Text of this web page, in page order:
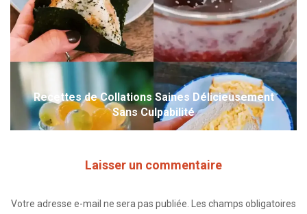
Recettes de Collations Saines Délicieusement
Sans Culpabilité
Laisser un commentaire
Votre adresse e-mail ne sera pas publiée.
Les champs obligatoires